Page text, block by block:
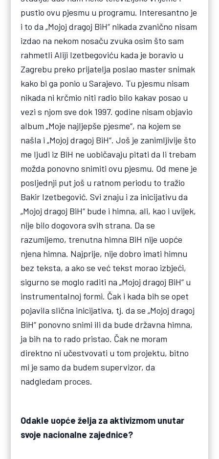
pustio ovu pjesmu u programu. Interesantno je
i to da „Mojoj dragoj BiH“ nikada zvanično nisam
izdao na nekom nosaču zvuka osim što sam
rahmetli Aliji Izetbegoviću kada je boravio u
Zagrebu preko prijatelja poslao master snimak
kako bi ga ponio u Sarajevo. Tu pjesmu nisam
nikada ni krčmio niti radio bilo kakav posao u
vezi s njom sve dok 1997. godine nisam objavio
album „Moje najljepše pjesme“, na kojem se
našla i „Mojoj dragoj BiH“. Još je zanimljivije što
me ljudi iz BiH ne uobičavaju pitati da li trebam
možda ponovno snimiti ovu pjesmu. Od mene je
posljednji put još u ratnom periodu to tražio
Bakir Izetbegović. Svi znaju i za inicijativu da
„Mojoj dragoj BiH“ bude i himna, ali, kao i uvijek,
nije bilo dogovora svih strana. Da se
razumijemo, trenutna himna BiH nije uopće
njena himna. Najprije, nije dobro imati himnu
bez teksta, a ako se već tekst morao izbjeći,
sigurno se moglo raditi na „Mojoj dragoj BiH“ u
instrumentalnoj formi. Čak i kada bih se opet
pojavila slična inicijativa, tj. da se „Mojoj dragoj
BiH“ ponovno snimi ili da bude državna himna,
ja bih na to rado pristao. Čak ne moram
direktno ni učestvovati u tom projektu, bitno
mi je samo da budem supervizor, da
nadgledam proces.
Odakle uopće želja za aktivizmom unutar
svoje nacionalne zajednice?